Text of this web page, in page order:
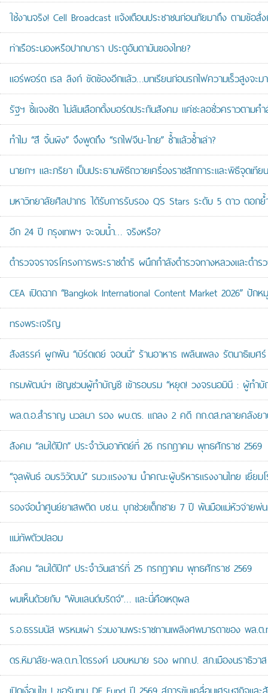
ใช้งานจริง! Cell Broadcast แจ้งเตือนประชาชนก่อนภัยมาถึง ตามข้อสั่
ท่าเรือระนองหรือปากบารา ประตูอันดามันของไทย?
แอร์พอร์ต เรล ลิงก์ ขัดข้องอีกแล้ว…บทเรียนก่อนรถไฟความเร็วสูงจะม
รัฐฯ ชี้แจงชัด ไม่ล้มเลือกตั้งบอร์ดประกันสังคม แค่ชะลอชั่วคราวตามค
ทำไม “สี จิ้นผิง” จึงพูดถึง “รถไฟจีน-ไทย” ซ้ำแล้วซ้ำเล่า?
นายกฯ และภริยา เป็นประธานพิธีถวายเครื่องราชสักการะและพิธีจุดเ
มหาวิทยาลัยศิลปากร ได้รับการรับรอง QS Stars ระดับ 5 ดาว ตอก
อีก 24 ปี กรุงเทพฯ จะจมน้ำ… จริงหรือ?
ตำรวจจราจรโครงการพระราชดำริ ผนึกกำลังตำรวจทางหลวงและตำ
CEA เปิดฉาก “Bangkok International Content Market 2026” ปั
ทรงพระเจริญ
สังสรรค์ ผูกพัน “เบิร์ดเดย์ จอนนี่” ร้านอาหาร เพลินเพลง รัตนาธิเบศ
กรมพัฒน์ฯ เชิญชวนผู้ทำบัญชี เข้ารอบรม “หยุด! วงจรนอมินี : ผู้ทำ
พล.ต.อ.สำราญ นวลมา รอง ผบ.ตร. แถลง 2 คดี กก.ดส.ทลายคลังย
สังคม “ลมใต้ปีก” ประจำวันอาทิตย์ที่ 26 กรกฎาคม พุทธศักราช 2569
“จุลพันธ์ อมรวิวัฒน์” รมว.แรงงาน นำคณะผู้บริหารแรงงานไทย เยี่ยม
รองจ๋อนำศูนย์ยาเสพติด บช.น. บุกช่วยเด็กชาย 7 ปี พ้นมือแม่หัวจ่ายพ่น
แม่ทัพตัวปลอม
สังคม “ลมใต้ปีก” ประจำวันเสาร์ที่ 25 กรกฎาคม พุทธศักราช 2569
ผมเห็นด้วยกับ “พับแลนด์บริดจ์”… และนี่คือเหตุผล
ร.อ.ธรรมนัส พรหมเผ่า ร่วมงานพระราชทานเพลิงศพมารดาของ พล.
ดร.หิมาลัย-พล.ต.ท.ไตรรงค์ มอบหมาย รอง ผกก.ป. สภ.เมืองนราธิว